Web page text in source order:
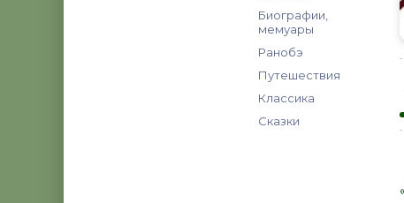
Биографии,
мемуары
Ранобэ
Путешествия
Классика
Сказки